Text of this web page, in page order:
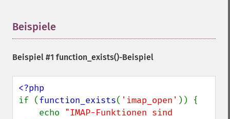
Beispiele
Beispiel #1 function_exists()-Beispiel
if (function_exists( 'imap_open' )) {
    echo
"IMAP-Funktionen sind